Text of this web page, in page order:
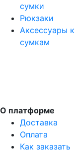
сумки
Рюкзаки
Аксессуары к
сумкам
О платформе
Доставка
Оплата
Как заказать